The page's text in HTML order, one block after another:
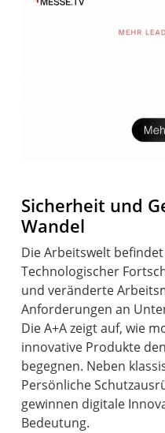
Sicherheit und
Wandel
Die Arbeitswelt
Technologischer
und veränderte
Anforderungen an
Die A+A zeigt auf, wie
innovative Produkte
begegnen. Neben
Persönliche
gewinnen digitale
Bedeutung.